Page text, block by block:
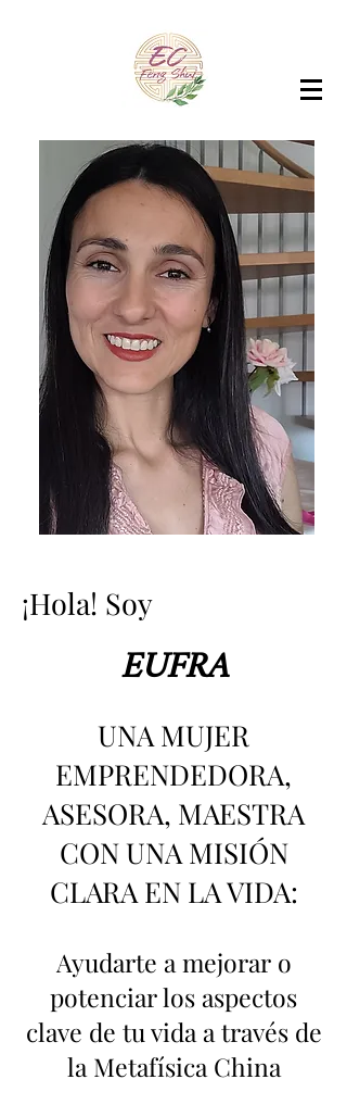
¡Hola! Soy
EUFRA
UNA MUJER
EMPRENDEDORA,
ASESORA, MAESTRA
CON UNA MISIÓN
CLARA EN LA VIDA:
Ayudarte a mejorar o
potenciar los aspectos
clave de tu vida a través de
la Metafísica China